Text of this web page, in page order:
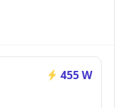
455 W